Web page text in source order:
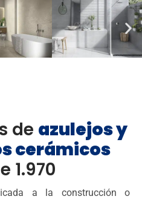
de azulejos y
cerámicos
1.970
a la construcción o